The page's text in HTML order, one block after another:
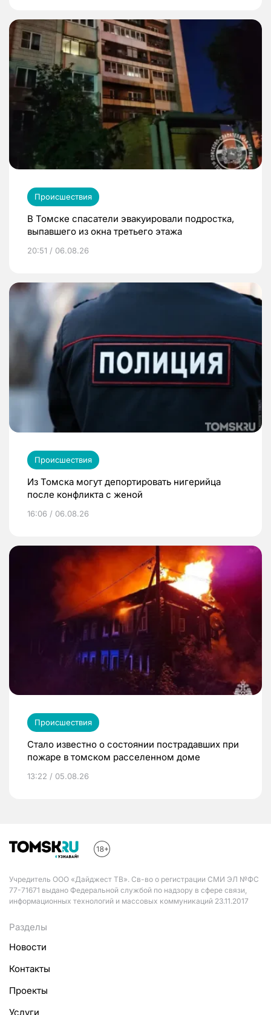
Происшествия
В Томске спасатели эвакуировали подростка,
выпавшего из окна третьего этажа
20:51 / 06.08.26
Происшествия
Из Томска могут депортировать нигерийца
после конфликта с женой
16:06 / 06.08.26
Происшествия
Стало известно о состоянии пострадавших при
пожаре в томском расселенном доме
13:22 / 05.08.26
Учредитель ООО «Дайджест ТВ». Св-во о регистрации СМИ ЭЛ №ФС
77-71671 выдано Федеральной службой по надзору в сфере связи,
информационных технологий и массовых коммуникаций 23.11.2017
Разделы
Новости
Контакты
Проекты
Услуги